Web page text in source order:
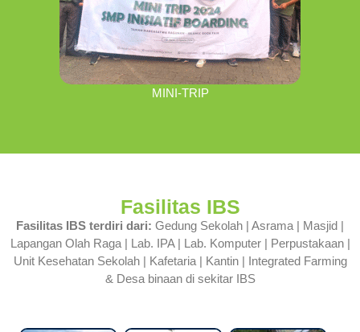
MINI-TRIP
Fasilitas IBS
Fasilitas IBS terdiri dari: Gedung Sekolah | Asrama | Masjid |
Lapangan Olah Raga | Lab. IPA | Lab. Komputer | Perpustakaan |
Unit Kesehatan Sekolah | Kafetaria | Kantin | Integrated Farming
& Desa binaan di sekitar IBS